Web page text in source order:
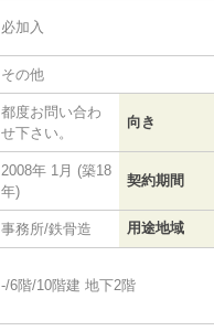
必加入
その他
都度お問い合わ
せ下さい。
向き
2008年 1月 (築18
年)
契約期間
事務所/鉄骨造 用途地域
-/6階/10階建 地下2階